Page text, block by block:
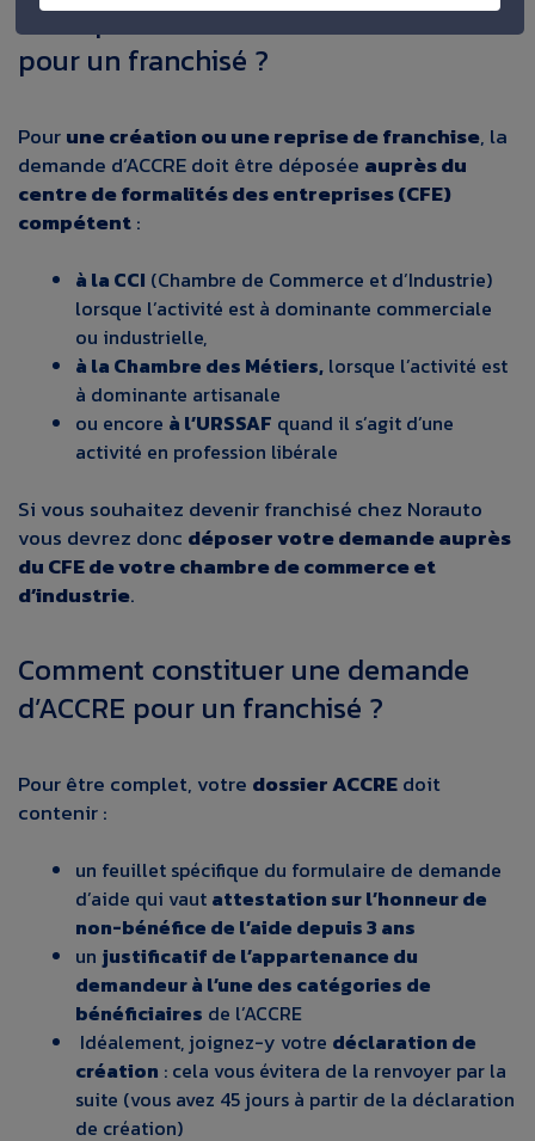
Où déposer une demande d’ACCRE
pour un franchisé ?
Pourune création ou une reprise de franchise, la
demande d’ACCRE doit être déposée auprès du
centre de formalités des entreprises (CFE)
compétent:
à la CCI (Chambre de Commerce et d’Industrie)
lorsque l’activité est à dominante commerciale
ou industrielle,
à la Chambre des Métiers, lorsque l’activité est
à dominante artisanale
ou encore à l’URSSAF quand il s’agit d’une
activité en profession libérale
Si vous souhaitez devenir franchisé chez Norauto
vous devrez donc déposer votre demande auprès
du CFE de votre chambre de commerce et
d’industrie.
Comment constituer une demande
d’ACCRE pour un franchisé ?
Pour être complet, votre dossier ACCREdoit
contenir :
un feuillet spécifique du formulaire de demande
d’aide qui vaut attestation sur l’honneur de
non-bénéfice de l’aide depuis 3 ans
un justificatif de l’appartenance du
demandeur à l’une des catégories de
bénéficiaires de l’ACCRE
Idéalement, joignez-y votre déclaration de
création : cela vous évitera de la renvoyer par la
suite (vous avez 45 jours à partir de la déclaration
de création)